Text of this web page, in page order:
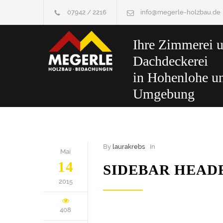
07942 / 2216 info@megerle-holzbau.de
Ihre Zimmerei
Dachdeckerei
in Hohenlohe
Umgebung
Mai
14
2015
408
By laurakrebs In
SIDEBAR